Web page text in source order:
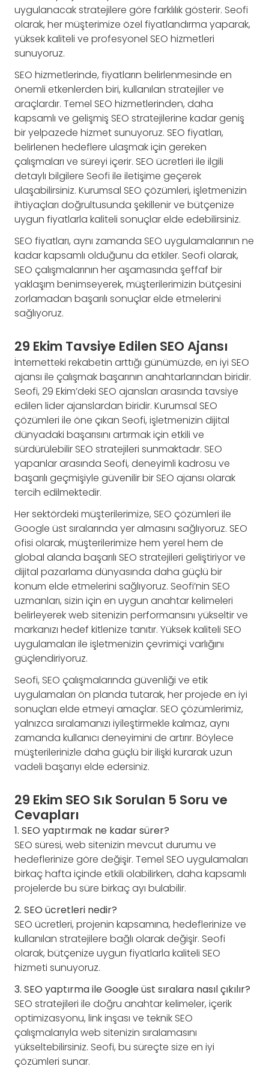
uygulanacak stratejilere göre farklılık gösterir. Seofi
olarak, her müşterimize özel fiyatlandırma yaparak,
yüksek kaliteli ve profesyonel SEO hizmetleri
sunuyoruz.
SEO hizmetlerinde, fiyatların belirlenmesinde en
önemli etkenlerden biri, kullanılan stratejiler ve
araçlardır. Temel SEO hizmetlerinden, daha
kapsamlı ve gelişmiş SEO stratejilerine kadar geniş
bir yelpazede hizmet sunuyoruz. SEO fiyatları,
belirlenen hedeflere ulaşmak için gereken
çalışmaları ve süreyi içerir. SEO ücretleri ile ilgili
detaylı bilgilere Seofi ile iletişime geçerek
ulaşabilirsiniz. Kurumsal SEO çözümleri, işletmenizin
ihtiyaçları doğrultusunda şekillenir ve bütçenize
uygun fiyatlarla kaliteli sonuçlar elde edebilirsiniz.
SEO fiyatları, aynı zamanda SEO uygulamalarının ne
kadar kapsamlı olduğunu da etkiler. Seofi olarak,
SEO çalışmalarının her aşamasında şeffaf bir
yaklaşım benimseyerek, müşterilerimizin bütçesini
zorlamadan başarılı sonuçlar elde etmelerini
sağlıyoruz.
29 Ekim Tavsiye Edilen SEO Ajansı
İnternetteki rekabetin arttığı günümüzde, en iyi SEO
ajansı ile çalışmak başarının anahtarlarından biridir.
Seofi, 29 Ekim’deki SEO ajansları arasında tavsiye
edilen lider ajanslardan biridir. Kurumsal SEO
çözümleri ile öne çıkan Seofi, işletmenizin dijital
dünyadaki başarısını artırmak için etkili ve
sürdürülebilir SEO stratejileri sunmaktadır. SEO
yapanlar arasında Seofi, deneyimli kadrosu ve
başarılı geçmişiyle güvenilir bir SEO ajansı olarak
tercih edilmektedir.
Her sektördeki müşterilerimize, SEO çözümleri ile
Google üst sıralarında yer almasını sağlıyoruz. SEO
ofisi olarak, müşterilerimize hem yerel hem de
global alanda başarılı SEO stratejileri geliştiriyor ve
dijital pazarlama dünyasında daha güçlü bir
konum elde etmelerini sağlıyoruz. Seofi’nin SEO
uzmanları, sizin için en uygun anahtar kelimeleri
belirleyerek web sitenizin performansını yükseltir ve
markanızı hedef kitlenize tanıtır. Yüksek kaliteli SEO
uygulamaları ile işletmenizin çevrimiçi varlığını
güçlendiriyoruz.
Seofi, SEO çalışmalarında güvenliği ve etik
uygulamaları ön planda tutarak, her projede en iyi
sonuçları elde etmeyi amaçlar. SEO çözümlerimiz,
yalnızca sıralamanızı iyileştirmekle kalmaz, aynı
zamanda kullanıcı deneyimini de artırır. Böylece
müşterilerinizle daha güçlü bir ilişki kurarak uzun
vadeli başarıyı elde edersiniz.
29 Ekim SEO Sık Sorulan 5 Soru ve
Cevapları
1. SEO yaptırmak ne kadar sürer?
SEO süresi, web sitenizin mevcut durumu ve
hedeflerinize göre değişir. Temel SEO uygulamaları
birkaç hafta içinde etkili olabilirken, daha kapsamlı
projelerde bu süre birkaç ayı bulabilir.
2. SEO ücretleri nedir?
SEO ücretleri, projenin kapsamına, hedeflerinize ve
kullanılan stratejilere bağlı olarak değişir. Seofi
olarak, bütçenize uygun fiyatlarla kaliteli SEO
hizmeti sunuyoruz.
3. SEO yaptırma ile Google üst sıralara nasıl çıkılır?
SEO stratejileri ile doğru anahtar kelimeler, içerik
optimizasyonu, link inşası ve teknik SEO
çalışmalarıyla web sitenizin sıralamasını
yükseltebilirsiniz. Seofi, bu süreçte size en iyi
çözümleri sunar.